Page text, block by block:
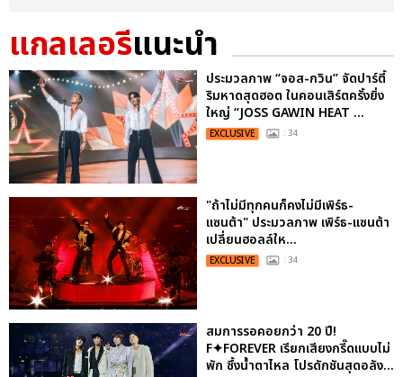
แกลเลอรีแนะนำ
ประมวลภาพ “จอส-กวิน” จัดปาร์ตี้
ริมหาดสุดฮอต ในคอนเสิร์ตครั้งยิ่ง
ใหญ่ “JOSS GAWIN HEAT ...
EXCLUSIVE : 34
"ถ้าไม่มีทุกคนก็คงไม่มีเพิร์ธ-
แซนต้า" ประมวลภาพ เพิร์ธ-แซนต้า
เปลี่ยนฮอลล์ให...
EXCLUSIVE : 34
สมการรอคอยกว่า 20 ปี!
F✦FOREVER เรียกเสียงกรี๊ดแบบไม่
พัก ซึ้งน้ำตาไหล โปรดักชันสุดอลัง...